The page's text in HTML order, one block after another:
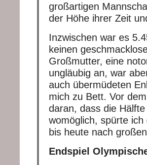
großartigen
der Höhe ihrer Zeit
Inzwischen war es
keinen
Großmutter, eine
ungläubig an, war
auch übermüdeten
mich zu Bett. Vor
daran, dass die
womöglich, spürte
bis heute nach
Endspiel